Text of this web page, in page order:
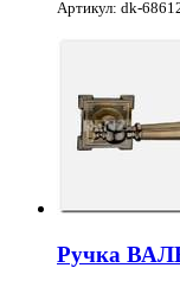
Артикул: dk-
Ручка